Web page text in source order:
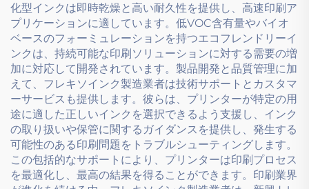
化型インクは即時乾燥と高い耐久性を提供し、高速印刷ア
プリケーションに適しています。低VOC含有量やバイオ
ベースのフォーミュレーションを持つエコフレンドリーイ
ンクは、持続可能な印刷ソリューションに対する需要の増
加に対応して開発されています。製品開発と品質管理に加
えて、フレキソインク製造業者は技術サポートとカスタマ
ーサービスも提供します。彼らは、プリンターが特定の用
途に適した正しいインクを選択できるよう支援し、インク
の取り扱いや保管に関するガイダンスを提供し、発生する
可能性のある印刷問題をトラブルシューティングします。
この包括的なサポートにより、プリンターは印刷プロセス
を最適化し、最高の結果を得ることができます。印刷業界